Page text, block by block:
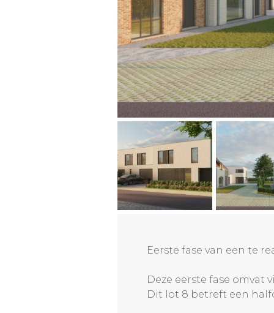
Eerste fase van een te
Deze eerste fase
Dit lot 8 betreft een